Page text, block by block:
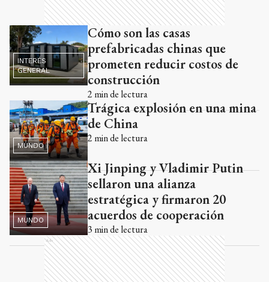
INTERÉS
GENERAL
Cómo son las casas
prefabricadas chinas que
prometen reducir costos de
construcción
2 min de lectura
MUNDO
Trágica explosión en una mina
de China
2 min de lectura
MUNDO
Xi Jinping y Vladimir Putin
sellaron una alianza
estratégica y firmaron 20
acuerdos de cooperación
3 min de lectura
Ads